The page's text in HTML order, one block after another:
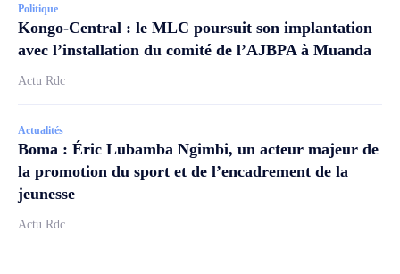
Politique
Kongo-Central : le MLC poursuit son implantation
avec l’installation du comité de l’AJBPA à Muanda
Actu Rdc
Actualités
Boma : Éric Lubamba Ngimbi, un acteur majeur de
la promotion du sport et de l’encadrement de la
jeunesse
Actu Rdc